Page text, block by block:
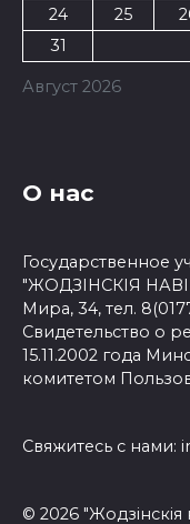
Август 2026
24
25
31
О нас
"ЖОДЗІНСКІЯ
Мира, 34, тел.
Свидетельство о
15.11.2002 года
комитетом
Свяжитесь с нами:
© 2026 "Жодзiнскiя